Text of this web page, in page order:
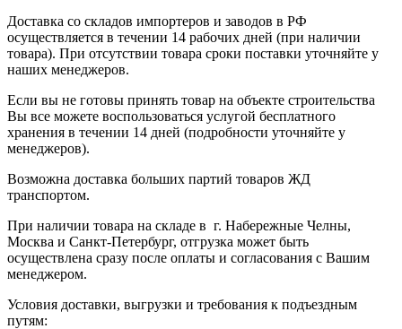
Доставка со складов импортеров и заводов в РФ
осуществляется в течении 14 рабочих дней (при наличии
товара). При отсутствии товара сроки поставки уточняйте у
наших менеджеров.
Если вы не готовы принять товар на объекте строительства
Вы все можете воспользоваться услугой бесплатного
хранения в течении 14 дней (подробности уточняйте у
менеджеров).
Возможна доставка больших партий товаров ЖД
транспортом.
При наличии товара на складе в г. Набережные Челны,
Москва и Санкт-Петербург, отгрузка может быть
осуществлена сразу после оплаты и согласования с Вашим
менеджером.
Условия доставки, выгрузки и требования к подъездным
путям: